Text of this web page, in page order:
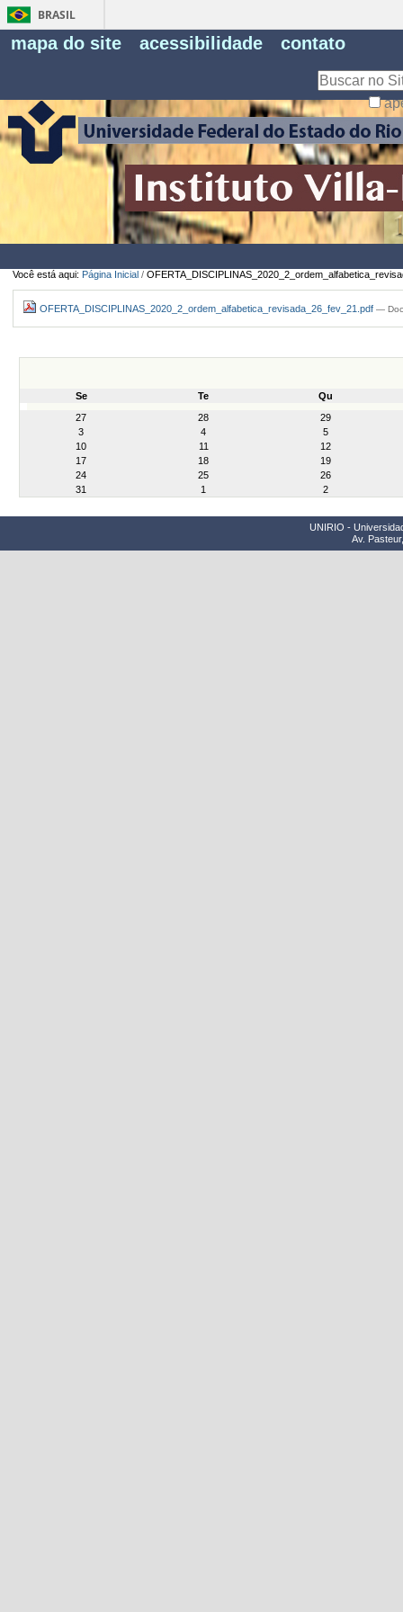
BRASIL
mapa do site acessibilidade contato
Você está aqui: Página Inicial /
OFERTA_DISCIPLINAS_2020_2_ordem_alfabetica_revisada_26_fev_21.pdf —
Se Te
Qu
27
28
29
3
4
5
10
11
12
17
18
19
24
25
26
31
1 2
UNIRIO -
Av.